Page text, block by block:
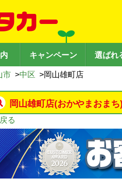
キャンペーン 選ばれ
市 >中区 >岡山雄町店
岡山雄町店(おかやまおまち)
る